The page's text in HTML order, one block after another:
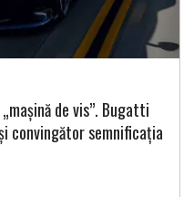
de vis”. Bugatti
convingător semnificația